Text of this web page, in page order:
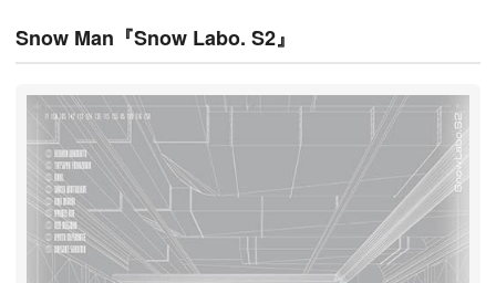
Snow Man『Snow Labo. S2』